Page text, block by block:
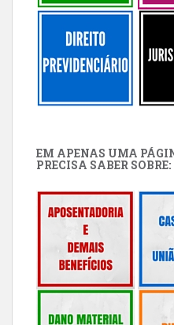
EM APENAS UMA
PRECISA SABER SOBRE: